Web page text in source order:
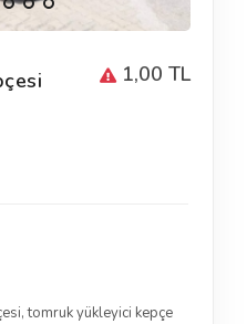
1,00 TL
,tomruk yükleyici kepçe